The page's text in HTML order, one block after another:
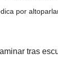
por
tras